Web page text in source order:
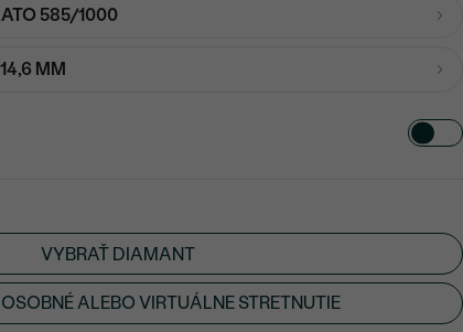
585/1000
MM
VYBRAŤ DIAMANT
ALEBO VIRTUÁLNE STRETNUTIE